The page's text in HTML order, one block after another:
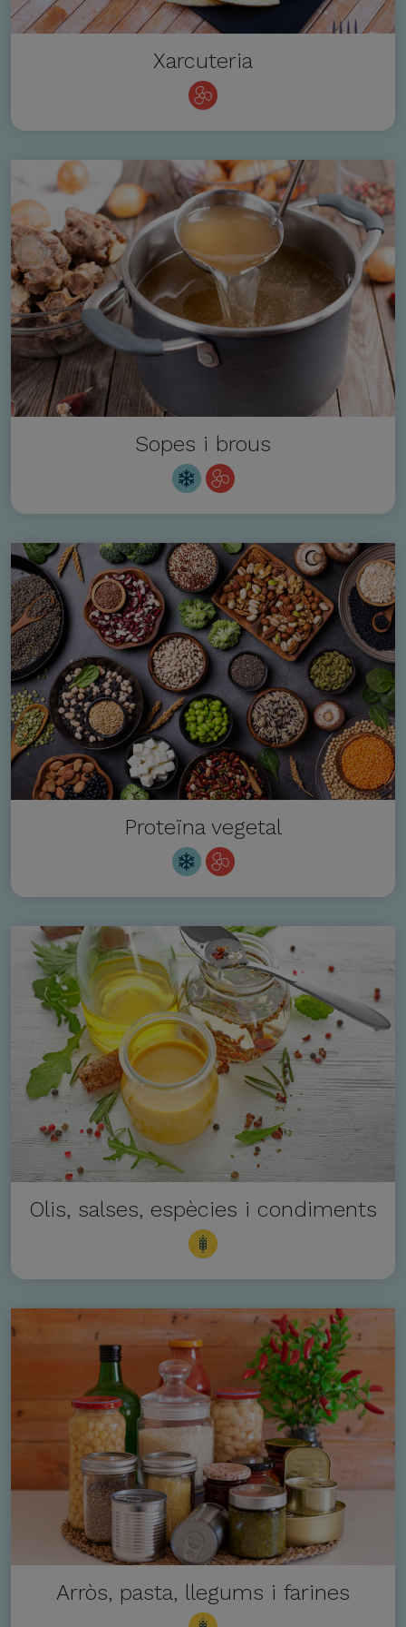
Xarcuteria
Sopes i brous
Proteïna vegetal
Olis, salses, espècies i condiments
Arròs, pasta, llegums i farines